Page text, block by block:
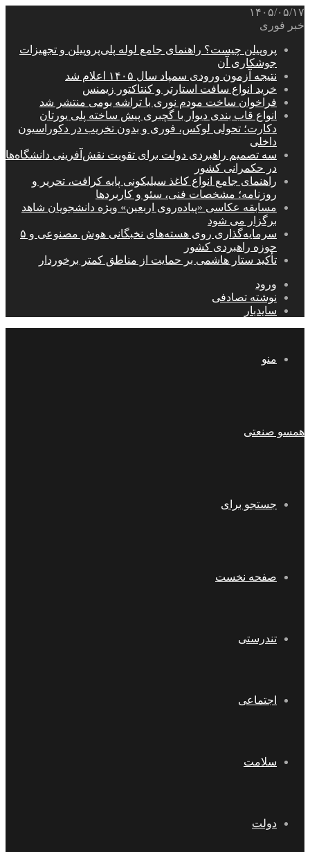
۱۴۰۵/۰۵/۱۷
خبر فوری
پروپیلن چیست؟ راهنمای جامع لوله پلی‌پروپیلن و تجهیزات
جوشکاری آن
نتیجه آزمون ورودی سمپاد سال ۱۴۰۵ اعلام شد
خرید انواع سافت استارتر و کنتاکتور زیمنس
فراخوان ساخت مودم نوری با تراشه بومی منتشر شد
انواع قاب بندی دیوار با گچبری پیش ساخته پلی یورتان
دکارت؛ تحولی لوکس، فوری و بدون تخریب در دکوراسیون
داخلی
سه تصمیم راهبردی دولت برای تقویت نقش‌آفرینی دانشگاه‌ها
در حکمرانی کشور
راهنمای جامع انواع کاغذ سیلیکونی پایه کرافت، تحریر و
روزنامه؛ مشخصات فنی، سئو و کاربردها
مسابقه عکاسی «پیاده‌روی اربعین» ویژه دانشجویان شاهد
برگزار می شود
سرمایه‌گذاری روی هسته‌های نخبگانی هوش مصنوعی و ۵
حوزه راهبردی کشور
تأکید ستار هاشمی بر حمایت از مناطق کمتر برخوردار
ورود
نوشته تصادفی
سایدبار
منو
همسو صنعتی
جستجو برای
صفحه نخست
تندرستی
اجتماعی
سلامت
دولت